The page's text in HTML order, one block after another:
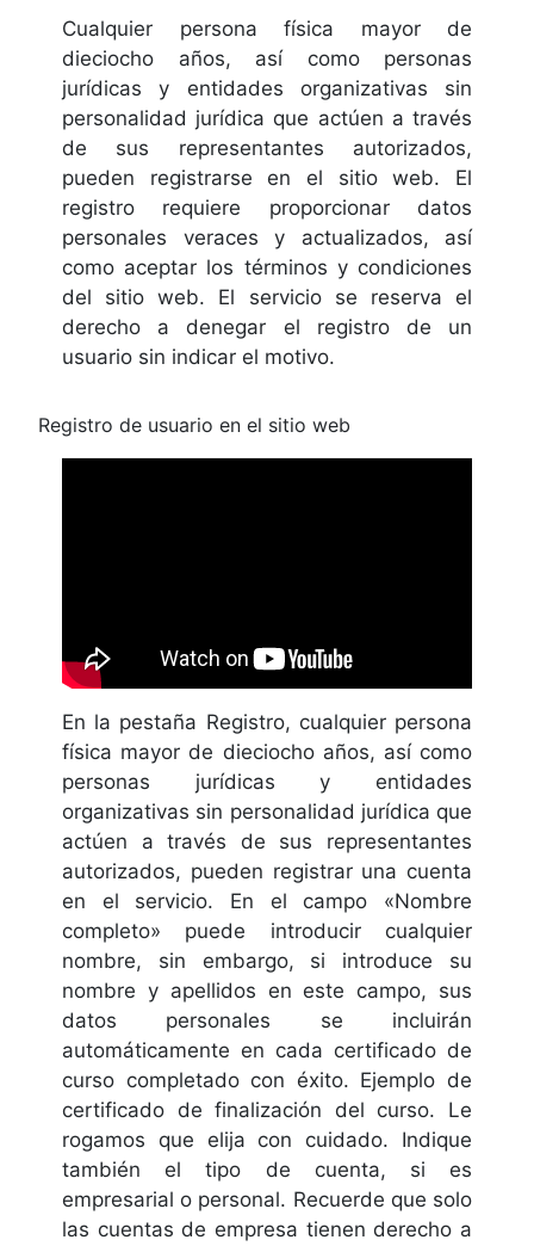
Cualquier persona física mayor de
dieciocho años, así como personas
jurídicas y entidades organizativas sin
personalidad jurídica que actúen a través
de sus representantes autorizados,
pueden registrarse en el sitio web. El
registro requiere proporcionar datos
personales veraces y actualizados, así
como aceptar los términos y condiciones
del sitio web. El servicio se reserva el
derecho a denegar el registro de un
usuario sin indicar el motivo.
Registro de usuario en el sitio web
En la pestaña Registro, cualquier persona
física mayor de dieciocho años, así como
personas jurídicas y entidades
organizativas sin personalidad jurídica que
actúen a través de sus representantes
autorizados, pueden registrar una cuenta
en el servicio. En el campo «Nombre
completo» puede introducir cualquier
nombre, sin embargo, si introduce su
nombre y apellidos en este campo, sus
datos personales se incluirán
automáticamente en cada certificado de
curso completado con éxito. Ejemplo de
certificado de finalización del curso. Le
rogamos que elija con cuidado. Indique
también el tipo de cuenta, si es
empresarial o personal. Recuerde que solo
las cuentas de empresa tienen derecho a